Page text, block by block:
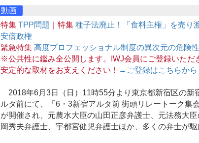
動画
特集 TPP問題 ｜特集 種子法廃止！「食料主権」を売り
安倍政権
緊急特集 高度プロフェッショナル制度の異次元の危険性
※公共性に鑑み全公開します。IWJ会員にご登録いただ
安定的な取材をお支えください！ →ご登録はこちらから
2018年6月3日（日）11時55分より東京都新宿区の新
ルタ前にて、「6・3新宿アルタ前 街頭リレートーク集会
が開催され、元農水大臣の山田正彦弁護士、元法務大
岡秀夫弁護士、宇都宮健児弁護士ほか、多くの弁士が駆